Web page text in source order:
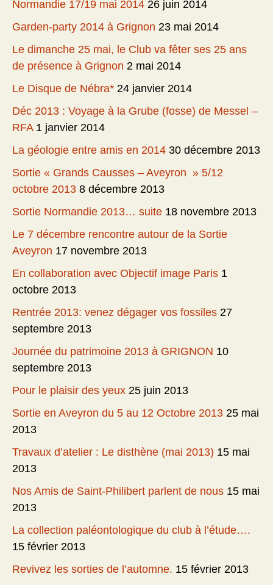
Normandie 17/19 mai 2014 26 juin 2014
Garden-party 2014 à Grignon 23 mai 2014
Le dimanche 25 mai, le Club va fêter ses 25 ans
de présence à Grignon 2 mai 2014
Le Disque de Nébra* 24 janvier 2014
Déc 2013 : Voyage à la Grube (fosse) de Messel –
RFA 1 janvier 2014
La géologie entre amis en 2014 30 décembre 2013
Sortie « Grands Causses – Aveyron » 5/12
octobre 2013 8 décembre 2013
Sortie Normandie 2013… suite 18 novembre 2013
Le 7 décembre rencontre autour de la Sortie
Aveyron 17 novembre 2013
En collaboration avec Objectif image Paris 1
octobre 2013
Rentrée 2013: venez dégager vos fossiles 27
septembre 2013
Journée du patrimoine 2013 à GRIGNON 10
septembre 2013
Pour le plaisir des yeux 25 juin 2013
Sortie en Aveyron du 5 au 12 Octobre 2013 25 mai
2013
Travaux d’atelier : Le disthène (mai 2013) 15 mai
2013
Nos Amis de Saint-Philibert parlent de nous 15 mai
2013
La collection paléontologique du club à l’étude….
15 février 2013
Revivez les sorties de l’automne. 15 février 2013